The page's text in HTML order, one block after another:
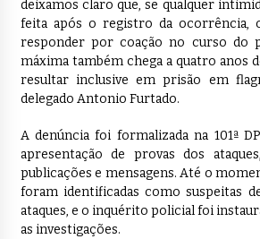
deixamos claro que, se qualquer
feita após o registro da ocorrência,
responder por coação no curso do
máxima também chega a quatro anos
resultar inclusive em prisão em
delegado Antonio Furtado.
A denúncia foi formalizada na 101ª
apresentação de provas dos
publicações e mensagens. Até o
foram identificadas como suspeitas
ataques, e o inquérito policial foi
as investigações.